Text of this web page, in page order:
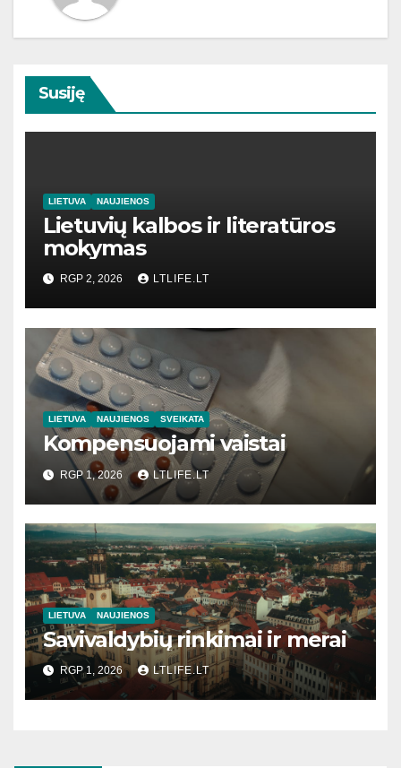
Susiję
LIETUVA NAUJIENOS
Lietuvių kalbos ir literatūros
mokymas
RGP 2, 2026 LTLIFE.LT
LIETUVA NAUJIENOS SVEIKATA
Kompensuojami vaistai
RGP 1, 2026 LTLIFE.LT
LIETUVA NAUJIENOS
Savivaldybių rinkimai ir merai
RGP 1, 2026 LTLIFE.LT